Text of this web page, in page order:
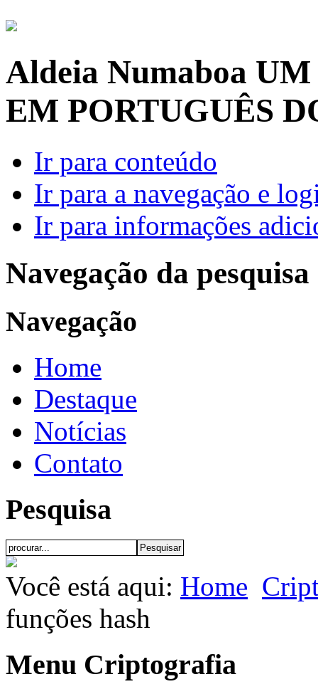
Aldeia Numaboa UM
EM PORTUGUÊS
Ir para conteúdo
Ir para a navegação e
Ir para informações
Navegação da pesquisa
Navegação
Home
Destaque
Notícias
Contato
Pesquisa
Você está aqui: Home
funções hash
Menu Criptografia